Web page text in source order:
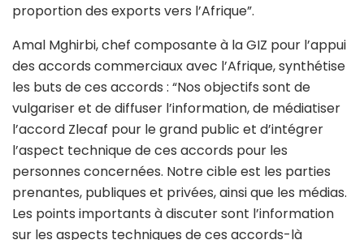
proportion des exports vers l’Afrique”.
Amal Mghirbi, chef composante à la GIZ pour l’appui
des accords commerciaux avec l’Afrique, synthétise
les buts de ces accords : “Nos objectifs sont de
vulgariser et de diffuser l’information, de médiatiser
l’accord Zlecaf pour le grand public et d’intégrer
l’aspect technique de ces accords pour les
personnes concernées. Notre cible est les parties
prenantes, publiques et privées, ainsi que les médias.
Les points importants à discuter sont l’information
sur les aspects techniques de ces accords-là